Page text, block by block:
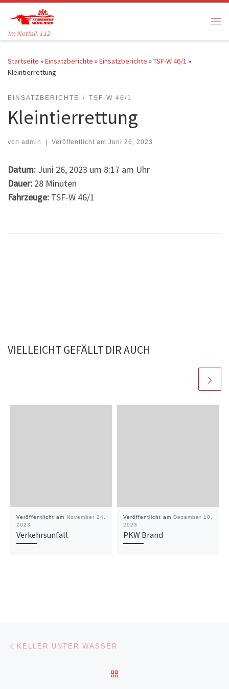
Zum Inhalt springen
Im Notfall: 112
Startseite »Einsatzberichte »Einsatzberichte »TSF-W 46/1 »
Kleintierrettung
EINSATZBERICHTE TSF-W 46/1
Kleintierrettung
von admin | Veröffentlicht am Juni 26, 2023
Datum: Juni 26, 2023 um 8:17 am Uhr
Dauer: 28 Minuten
Fahrzeuge: TSF-W 46/1
VIELLEICHT GEFÄLLT DIR AUCH
Veröffentlicht am November 24,
2023
Verkehrsunfall
Veröffentlicht am Dezember 10,
2023
PKW Brand
Beitragsnavigation
KELLER UNTER WASSER